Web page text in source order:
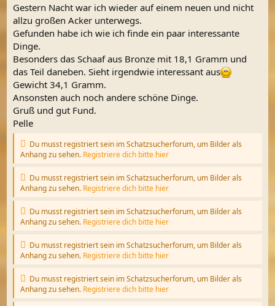
Gestern Nacht war ich wieder auf einem neuen und nicht
allzu großen Acker unterwegs.
Gefunden habe ich wie ich finde ein paar interessante
Dinge.
Besonders das Schaaf aus Bronze mit 18,1 Gramm und
das Teil daneben. Sieht irgendwie interessant aus
Gewicht 34,1 Gramm.
Ansonsten auch noch andere schöne Dinge.
Gruß und gut Fund.
Pelle
Du musst registriert sein im Schatzsucherforum, um Bilder als
Anhang zu sehen. Registriere dich bitte hier
Du musst registriert sein im Schatzsucherforum, um Bilder als
Anhang zu sehen. Registriere dich bitte hier
Du musst registriert sein im Schatzsucherforum, um Bilder als
Anhang zu sehen. Registriere dich bitte hier
Du musst registriert sein im Schatzsucherforum, um Bilder als
Anhang zu sehen. Registriere dich bitte hier
Du musst registriert sein im Schatzsucherforum, um Bilder als
Anhang zu sehen. Registriere dich bitte hier